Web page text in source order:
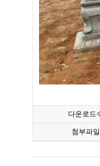
다운로드
첨부파일